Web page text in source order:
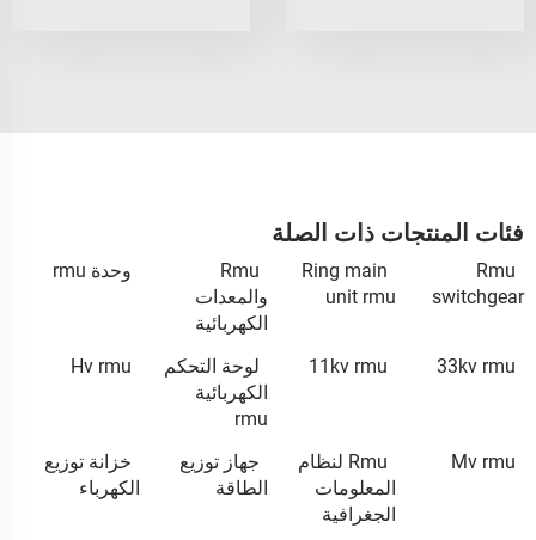
فئات المنتجات ذات الصلة
Rmu
switchgear
Ring main
unit rmu
Rmu
والمعدات
الكهربائية
وحدة rmu
33kv rmu
11kv rmu
لوحة التحكم
الكهربائية
rmu
Hv rmu
Mv rmu
Rmu لنظام
المعلومات
الجغرافية
جهاز توزيع
الطاقة
خزانة توزيع
الكهرباء